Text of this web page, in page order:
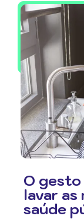
O gesto
lavar as
saúde